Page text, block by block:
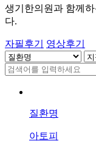
울
산
헤
르
페
생기한의원과 함께
다.
자필후기 영상후기
질환명
아토피